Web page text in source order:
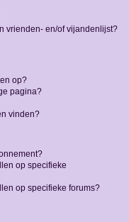
vrienden- en/of vijandenlijst?
op?
pagina?
vinden?
op specifieke
op specifieke forums?